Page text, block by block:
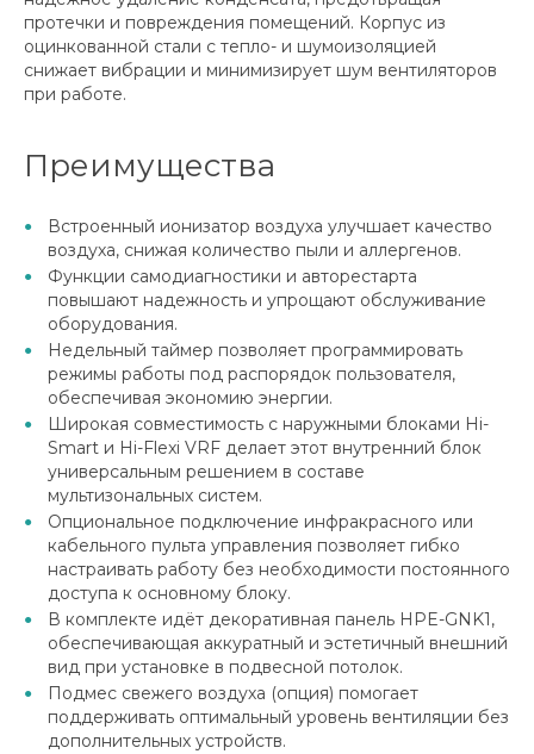
протечки и повреждения помещений. Корпус из
оцинкованной стали с тепло- и шумоизоляцией
снижает вибрации и минимизирует шум вентиляторов
при работе.
Преимущества
Встроенный ионизатор воздуха улучшает качество
воздуха, снижая количество пыли и аллергенов.
Функции самодиагностики и авторестарта
повышают надежность и упрощают обслуживание
оборудования.
Недельный таймер позволяет программировать
режимы работы под распорядок пользователя,
обеспечивая экономию энергии.
Широкая совместимость с наружными блоками Hi-
Smart и Hi-Flexi VRF делает этот внутренний блок
универсальным решением в составе
мультизональных систем.
Опциональное подключение инфракрасного или
кабельного пульта управления позволяет гибко
настраивать работу без необходимости постоянного
доступа к основному блоку.
В комплекте идёт декоративная панель HPE-GNK1,
обеспечивающая аккуратный и эстетичный внешний
вид при установке в подвесной потолок.
Подмес свежего воздуха (опция) помогает
поддерживать оптимальный уровень вентиляции без
дополнительных устройств.